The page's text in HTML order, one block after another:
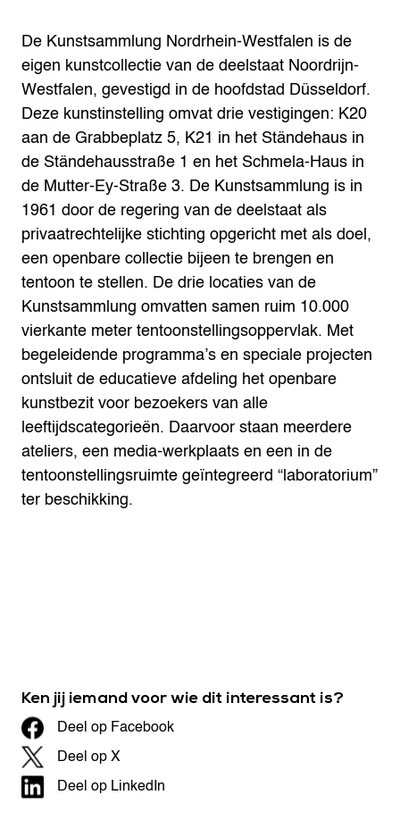
De Kunstsammlung Nordrhein-Westfalen is de
eigen kunstcollectie van de deelstaat Noordrijn-
Westfalen, gevestigd in de hoofdstad Düsseldorf.
Deze kunstinstelling omvat drie vestigingen: K20
aan de Grabbeplatz 5, K21 in het Ständehaus in
de Ständehausstraße 1 en het Schmela-Haus in
de Mutter-Ey-Straße 3. De Kunstsammlung is in
1961 door de regering van de deelstaat als
privaatrechtelijke stichting opgericht met als doel,
een openbare collectie bijeen te brengen en
tentoon te stellen. De drie locaties van de
Kunstsammlung omvatten samen ruim 10.000
vierkante meter tentoonstellingsoppervlak. Met
begeleidende programma’s en speciale projecten
ontsluit de educatieve afdeling het openbare
kunstbezit voor bezoekers van alle
leeftijdscategorieën. Daarvoor staan meerdere
ateliers, een media-werkplaats en een in de
tentoonstellingsruimte geïntegreerd “laboratorium”
ter beschikking.
Ken jij iemand voor wie dit interessant is?
Deel op Facebook
Deel op X
Deel op LinkedIn